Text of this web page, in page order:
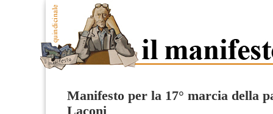
Manifesto per la 17° marcia della
Laconi